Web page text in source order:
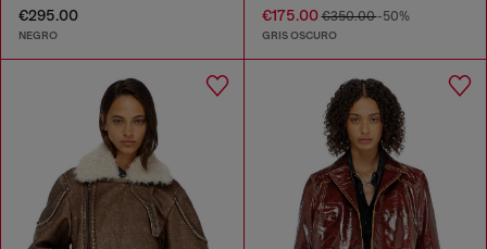
€295.00
NEGRO
€175.00€350.00-50%
GRIS OSCURO